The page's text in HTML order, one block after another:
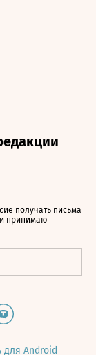
получать письма
принимаю
для Android